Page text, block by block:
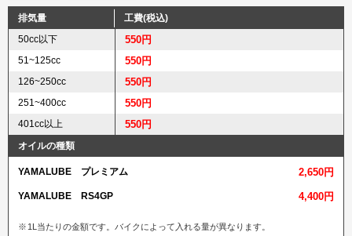
排気量
工費(税込)
50cc以下
550円
51~125cc 550円
126~250cc 550円
251~400cc 550円
401cc以上 550円
オイルの種類
YAMALUBE プレミアム 2,650円
YAMALUBE RS4GP 4,400円
1L当たりの金額です。バイクによって入れる量が異なります。